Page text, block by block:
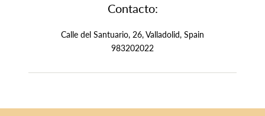
Contacto:
Calle del Santuario, 26, Valladolid, Spain
983202022